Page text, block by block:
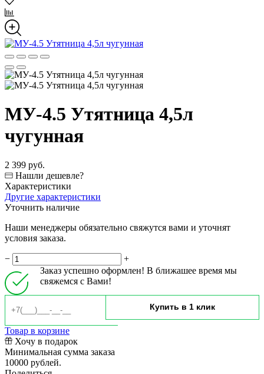
МУ-4.5 Утятница 4,5л
чугунная
2 399 руб.
Нашли дешевле?
Характеристики
Другие характеристики
Уточнить наличие
Наши менеджеры обязательно свяжутся вами и уточнят
условия заказа.
−
+
Заказ успешно оформлен! В ближашее время мы
свяжемся с Вами!
Товар в корзине
Хочу в подарок
Минимальная сумма заказа
10000 рублей.